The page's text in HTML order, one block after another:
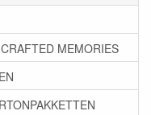
MEMORIES